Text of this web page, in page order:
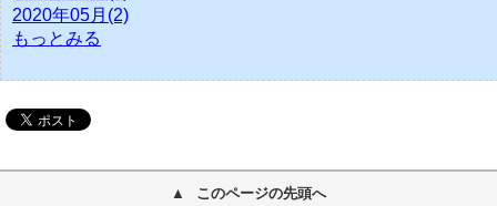
2020年05月(2)
もっとみる
このページの先頭へ